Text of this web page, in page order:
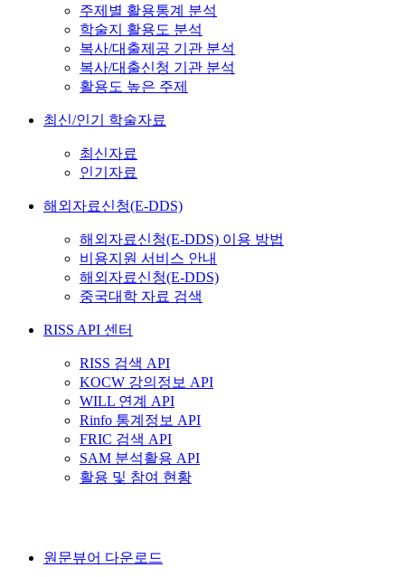
주제별 활용통계 분석
학술지 활용도 분석
복사/대출제공 기관 분석
복사/대출신청 기관 분석
활용도 높은 주제
최신/인기 학술자료
최신자료
인기자료
해외자료신청(E-DDS)
해외자료신청(E-DDS) 이용 방법
비용지원 서비스 안내
해외자료신청(E-DDS)
중국대학 자료 검색
RISS API 센터
RISS 검색 API
KOCW 강의정보 API
WILL 연계 API
Rinfo 통계정보 API
FRIC 검색 API
SAM 분석활용 API
활용 및 참여 현황
원문뷰어 다운로드